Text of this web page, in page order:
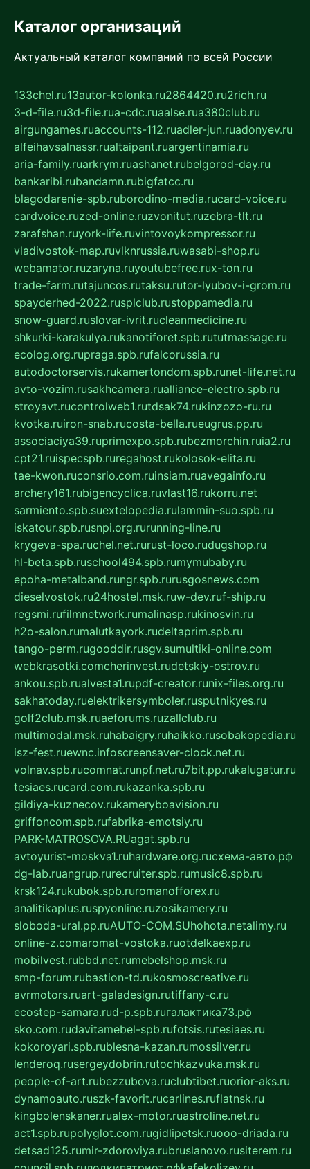
Каталог организаций
Актуальный каталог компаний по всей России
133chel.ru13autor-kolonka.ru2864420.ru2rich.ru
3-d-file.ru3d-file.rua-cdc.ruaalse.rua380club.ru
airgungames.ruaccounts-112.ruadler-jun.ruadonyev.ru
alfeihavsalnassr.rualtaipant.ruargentinamia.ru
aria-family.ruarkrym.ruashanet.rubelgorod-day.ru
bankaribi.rubandamn.rubigfatcc.ru
blagodarenie-spb.ruborodino-media.rucard-voice.ru
cardvoice.ruzed-online.ruzvonitut.ruzebra-tlt.ru
zarafshan.ruyork-life.ruvintovoykompressor.ru
vladivostok-map.ruvlknrussia.ruwasabi-shop.ru
webamator.ruzaryna.ruyoutubefree.rux-ton.ru
trade-farm.rutajuncos.rutaksu.rutor-lyubov-i-grom.ru
spayderhed-2022.rusplclub.rustoppamedia.ru
snow-guard.ruslovar-ivrit.rucleanmedicine.ru
shkurki-karakulya.rukanotiforet.spb.rututmassage.ru
ecolog.org.rupraga.spb.rufalcorussia.ru
autodoctorservis.rukamertondom.spb.runet-life.net.ru
avto-vozim.rusakhcamera.rualliance-electro.spb.ru
stroyavt.rucontrolweb1.rutdsak74.rukinzozo-ru.ru
kvotka.ruiron-snab.rucosta-bella.rueugrus.pp.ru
associaciya39.ruprimexpo.spb.rubezmorchin.ruia2.ru
cpt21.ruispecspb.ruregahost.rukolosok-elita.ru
tae-kwon.ruconsrio.com.ruinsiam.ruavegainfo.ru
archery161.rubigencyclica.ruvlast16.rukorru.net
sarmiento.spb.suextelopedia.rulammin-suo.spb.ru
iskatour.spb.rusnpi.org.rurunning-line.ru
krygeva-spa.ruchel.net.rurust-loco.rudugshop.ru
hl-beta.spb.ruschool494.spb.rumymubaby.ru
epoha-metalband.rungr.spb.rurusgosnews.com
dieselvostok.ru24hostel.msk.ruw-dev.ruf-ship.ru
regsmi.rufilmnetwork.rumalinasp.rukinosvin.ru
h2o-salon.rumalutkayork.rudeltaprim.spb.ru
tango-perm.rugooddir.rusgv.sumultiki-online.com
webkrasotki.comcherinvest.rudetskiy-ostrov.ru
ankou.spb.rualvesta1.rupdf-creator.runix-files.org.ru
sakhatoday.ruelektrikersymboler.rusputnikyes.ru
golf2club.msk.ruaeforums.ruzallclub.ru
multimodal.msk.ruhabaigry.ruhaikko.rusobakopedia.ru
isz-fest.ruewnc.infoscreensaver-clock.net.ru
volnav.spb.rucomnat.runpf.net.ru7bit.pp.rukalugatur.ru
tesiaes.rucard.com.rukazanka.spb.ru
gildiya-kuznecov.rukameryboavision.ru
griffoncom.spb.rufabrika-emotsiy.ru
PARK-MATROSOVA.RUagat.spb.ru
avtoyurist-moskva1.ruhardware.org.ruсхема-авто.рф
dg-lab.ruangrup.rurecruiter.spb.rumusic8.spb.ru
krsk124.rukubok.spb.ruromanofforex.ru
analitikaplus.ruspyonline.ruzosikamery.ru
sloboda-ural.pp.ruAUTO-COM.SUhohota.netalimy.ru
online-z.comaromat-vostoka.ruotdelkaexp.ru
mobilvest.rubbd.net.rumebelshop.msk.ru
smp-forum.rubastion-td.rukosmoscreative.ru
avrmotors.ruart-galadesign.rutiffany-c.ru
ecostep-samara.rud-p.spb.ruгалактика73.рф
sko.com.rudavitamebel-spb.rufotsis.rutesiaes.ru
kokoroyari.spb.rublesna-kazan.rumossilver.ru
lenderoq.rusergeydobrin.rutochkazvuka.msk.ru
people-of-art.rubezzubova.ruclubtibet.ruorior-aks.ru
dynamoauto.ruszk-favorit.rucarlines.ruflatnsk.ru
kingbolenskaner.rualex-motor.ruastroline.net.ru
act1.spb.rupolyglot.com.rugidlipetsk.ruooo-driada.ru
detsad125.rumir-zdoroviya.rubruslanovo.rusiterem.ru